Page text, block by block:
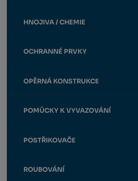
HNOJIVA / CHEMIE
OCHRANNÉ PRVKY
OPĚRNÁ KONSTRUKCE
POMŮCKY K VYVAZOVÁNÍ
POSTŘIKOVAČE
ROUBOVÁNÍ